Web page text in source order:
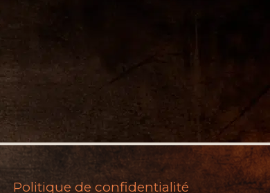
Politique de confidentialité